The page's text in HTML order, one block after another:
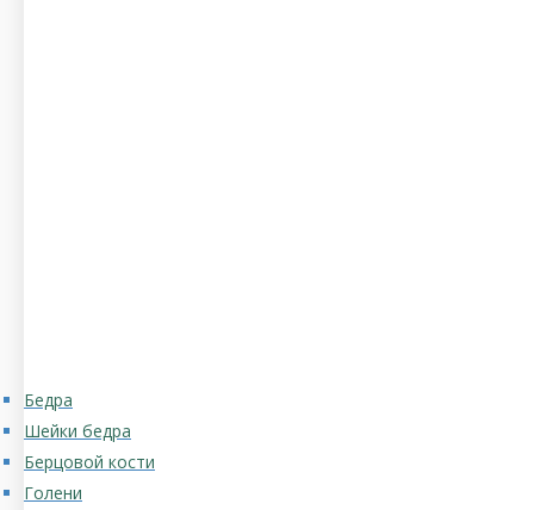
Бедра
Шейки бедра
Берцовой кости
Голени